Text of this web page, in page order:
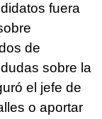
fuera
de
sobre la
el jefe de
o aportar